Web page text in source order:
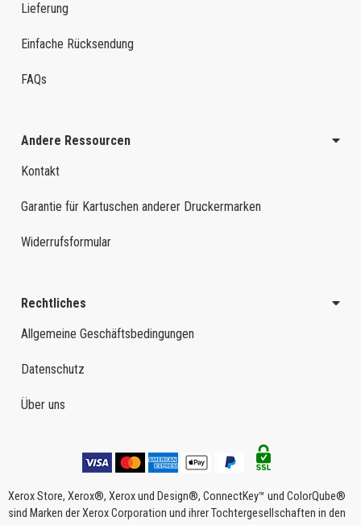
Lieferung
Einfache Rücksendung
FAQs
Andere Ressourcen
Kontakt
Garantie für Kartuschen anderer Druckermarken
Widerrufsformular
Rechtliches
Allgemeine Geschäftsbedingungen
Datenschutz
Über uns
Xerox Store, Xerox®, Xerox und Design®, ConnectKey™ und ColorQube®
sind Marken der Xerox Corporation und ihrer Tochtergesellschaften in den